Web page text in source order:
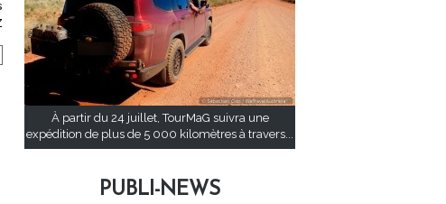
À partir du 24 juillet, TourMaG suivra une
expédition de plus de 5 000 kilomètres à travers...
PUBLI-NEWS